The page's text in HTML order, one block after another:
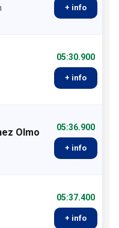
+ info
05:30.900
+ info
Olmo 05:36.900
+ info
05:37.400
+ info